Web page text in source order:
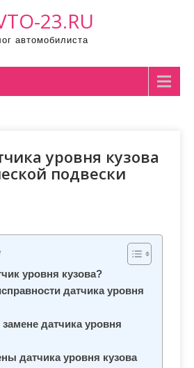
23.RU
автомобилиста
уровня кузова
подвески
уровня кузова?
датчика уровня
датчика уровня
датчика уровня кузова